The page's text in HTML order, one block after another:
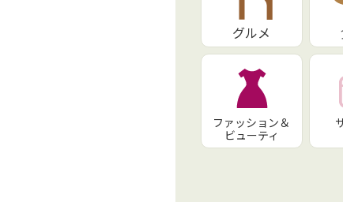
グルメ
ファッション＆
ビューティ